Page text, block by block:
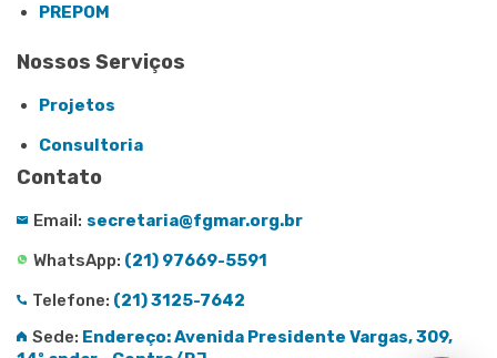
PREPOM
Nossos Serviços
Projetos
Consultoria
Contato
Email: secretaria@fgmar.org.br
WhatsApp: (21) 97669-5591
Telefone: (21) 3125-7642
Sede: Endereço: Avenida Presidente Vargas, 309,